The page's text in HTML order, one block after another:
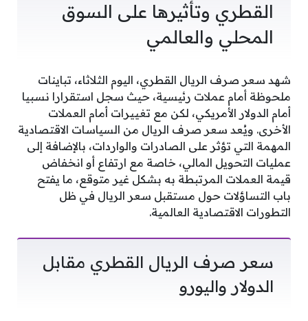
القطري وتأثيرها على السوق
المحلي والعالمي
شهد سعر صرف الريال القطري، اليوم الثلاثاء، تباينات
ملحوظة أمام عملات رئيسية، حيث سجل استقرارا نسبيا
أمام الدولار الأمريكي، لكن مع تغييرات أمام العملات
الأخرى. ويُعد سعر صرف الريال من السياسات الاقتصادية
المهمة التي تؤثر على الصادرات والواردات، بالإضافة إلى
عمليات التحويل المالي، خاصة مع ارتفاع أو انخفاض
قيمة العملات المرتبطة به بشكل غير متوقع، ما يفتح
باب التساؤلات حول مستقبل سعر الريال في ظل
التطورات الاقتصادية العالمية.
سعر صرف الريال القطري مقابل
الدولار واليورو